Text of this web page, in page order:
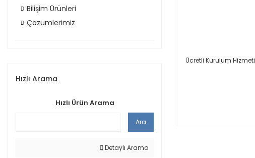
Bilişim Ürünleri
Çözümlerimiz
Hızlı Arama
Hızlı Ürün Arama
Ara
Detaylı Arama
Ücretli Kurulum Hizmeti